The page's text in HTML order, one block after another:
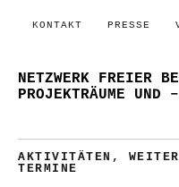
KONTAKT PRESSE
NETZWERK FREIER
PROJEKTRÄUME
AKTIVITÄTEN ,
TERMINE